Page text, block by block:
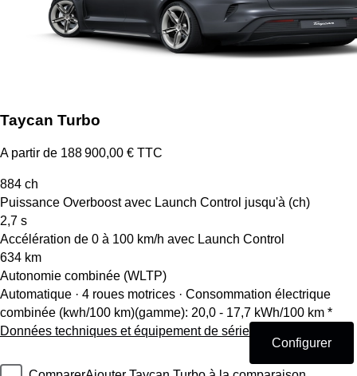
Taycan Turbo
A partir de 188 900,00 € TTC
884 ch
Puissance Overboost avec Launch Control jusqu'à (ch)
2,7 s
Accélération de 0 à 100 km/h avec Launch Control
634 km
Autonomie combinée (WLTP)
Automatique · 4 roues motrices · Consommation électrique
combinée (kwh/100 km)(gamme): 20,0 - 17,7 kWh/100 km *
Données techniques et équipement de série
Configurer